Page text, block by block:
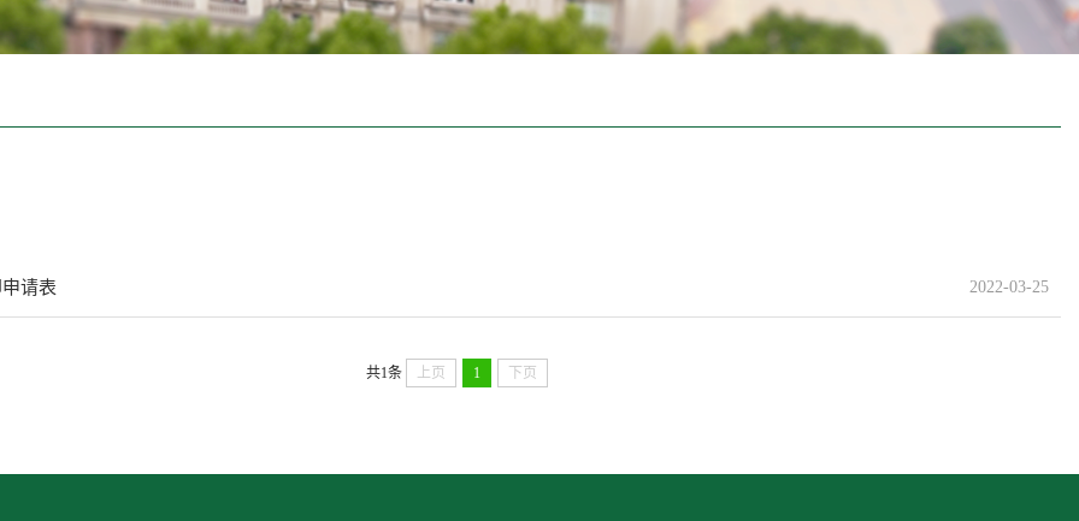
请表 2022-03-25
共1条 上页 1 下页